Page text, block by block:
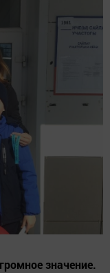
значение.